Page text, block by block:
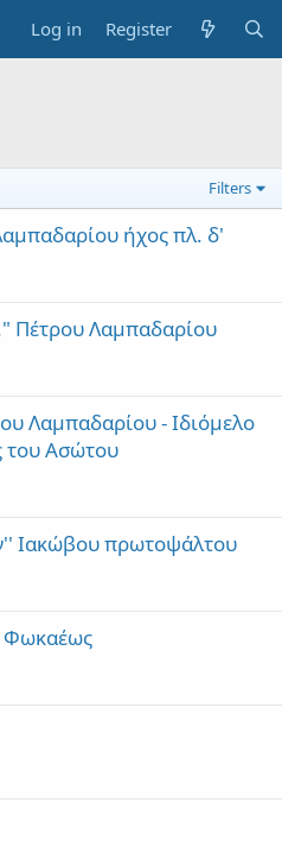
Log in Register
Filters
ήχος πλ. δ'
Πέτρου Λαμπαδαρίου
Λαμπαδαρίου - Ιδιόμελο
του Ασώτου
Ιακώβου πρωτοψάλτου
Φωκαέως